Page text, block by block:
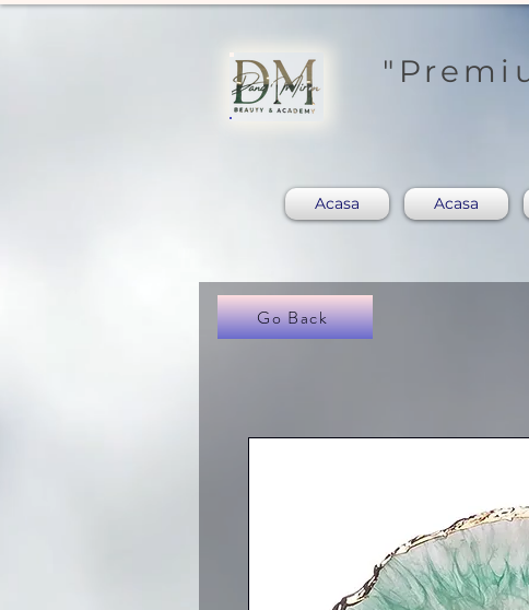
Acasa Acasa
Go Back